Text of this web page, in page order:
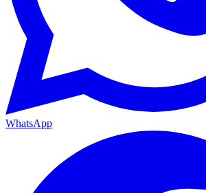
WhatsApp